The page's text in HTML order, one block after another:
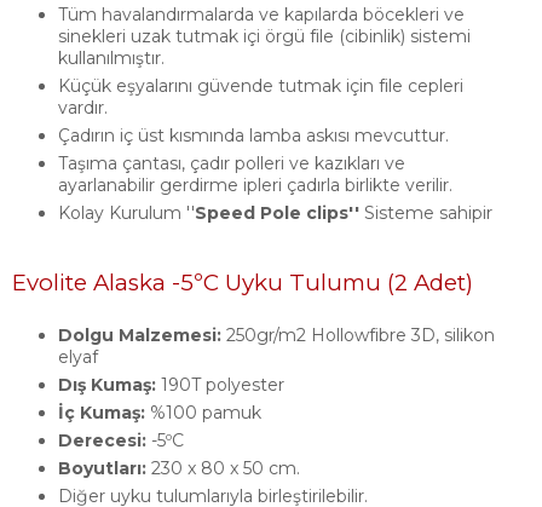
Tüm havalandırmalarda ve kapılarda böcekleri ve
sinekleri uzak tutmak içi örgü file (cibinlik) sistemi
kullanılmıştır.
Küçük eşyalarını güvende tutmak için file cepleri
vardır.
Çadırın iç üst kısmında lamba askısı mevcuttur.
Taşıma çantası, çadır polleri ve kazıkları ve
ayarlanabilir gerdirme ipleri çadırla birlikte verilir.
Kolay Kurulum ''Speed Pole clips'' Sisteme sahipir
Evolite Alaska -5ºC Uyku Tulumu (2 Adet)
Dolgu Malzemesi: 250gr/m2 Hollowfibre 3D, silikon
elyaf
Dış Kumaş: 190T polyester
İç Kumaş: %100 pamuk
Derecesi: -5ºC
Boyutları: 230 x 80 x 50 cm.
Diğer uyku tulumlarıyla birleştirilebilir.